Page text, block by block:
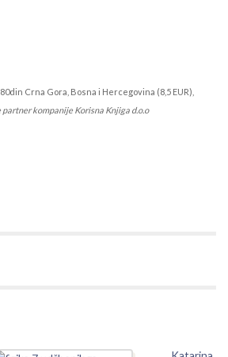
Crna Gora, Bosna i Hercegovina (8,5 EUR),
kompanije Korisna Knjiga d.o.o